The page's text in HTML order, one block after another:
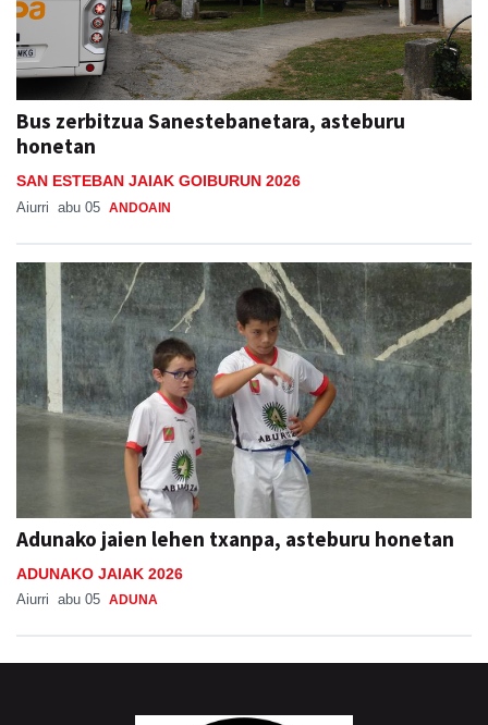
Bus zerbitzua Sanestebanetara, asteburu
honetan
SAN ESTEBAN JAIAK GOIBURUN 2026
Aiurri abu 05 ANDOAIN
Adunako jaien lehen txanpa, asteburu honetan
ADUNAKO JAIAK 2026
Aiurri abu 05 ADUNA